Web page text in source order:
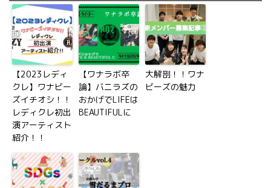
【2023レディ
クレ】ワナビー
ズイチオシ！！
レディクレ初出
演アーティスト
紹介！！
【ワナラボ卒
論】バニラズの
おかげでLIFEは
BEAUTIFULに
大解剖！！ワナ
ビーズの魅力